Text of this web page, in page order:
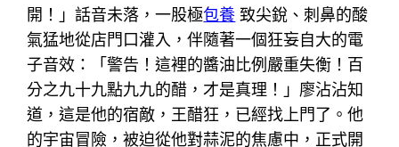
開！」話音未落，一股極包養 致尖銳、刺鼻的酸
氣猛地從店門口灌入，伴隨著一個狂妄自大的電
子音效：「警告！這裡的醬油比例嚴重失衡！百
分之九十九點九九的醋，才是真理！」廖沾沾知
道，這是他的宿敵，王醋狂，已經找上門了。他
的宇宙冒險，被迫從他對蒜泥的焦慮中，正式開